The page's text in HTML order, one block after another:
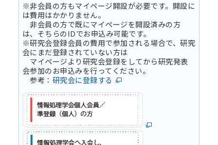
※非会員の方もマイページ開設が必要です。開設に
は費用はかかりません。
非会員の方で既にマイページを開設済みの方
は、そちらのIDでお申込み可能です。
※研究会登録会員の費用で参加される場合で、研究
会にまだ登録されていない方は
マイページより研究会登録をしてから研究発表
会参加のお申込みを行ってください。
参考： 研究会に登録する